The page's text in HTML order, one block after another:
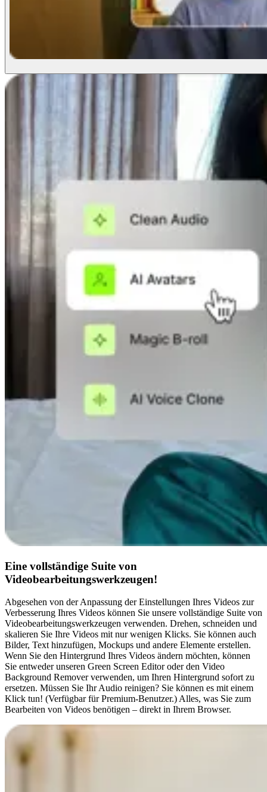
Eine vollständige Suite von
Videobearbeitungswerkzeugen!
Abgesehen von der Anpassung der Einstellungen Ihres Videos zur
Verbesserung Ihres Videos können Sie unsere vollständige Suite von
Videobearbeitungswerkzeugen verwenden. Drehen, schneiden und
skalieren Sie Ihre Videos mit nur wenigen Klicks. Sie können auch
Bilder, Text hinzufügen, Mockups und andere Elemente erstellen.
Wenn Sie den Hintergrund Ihres Videos ändern möchten, können
Sie entweder unseren Green Screen Editor oder den Video
Background Remover verwenden, um Ihren Hintergrund sofort zu
ersetzen. Müssen Sie Ihr Audio reinigen? Sie können es mit einem
Klick tun! (Verfügbar für Premium-Benutzer.) Alles, was Sie zum
Bearbeiten von Videos benötigen – direkt in Ihrem Browser.